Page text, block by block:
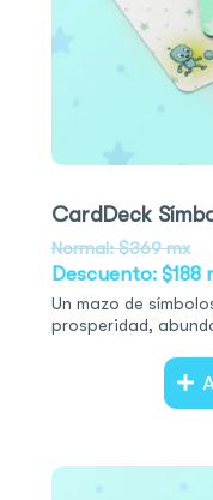
CardDeck
Normal: $369 mx
Descuento: $188
Un mazo de
prosperidad,